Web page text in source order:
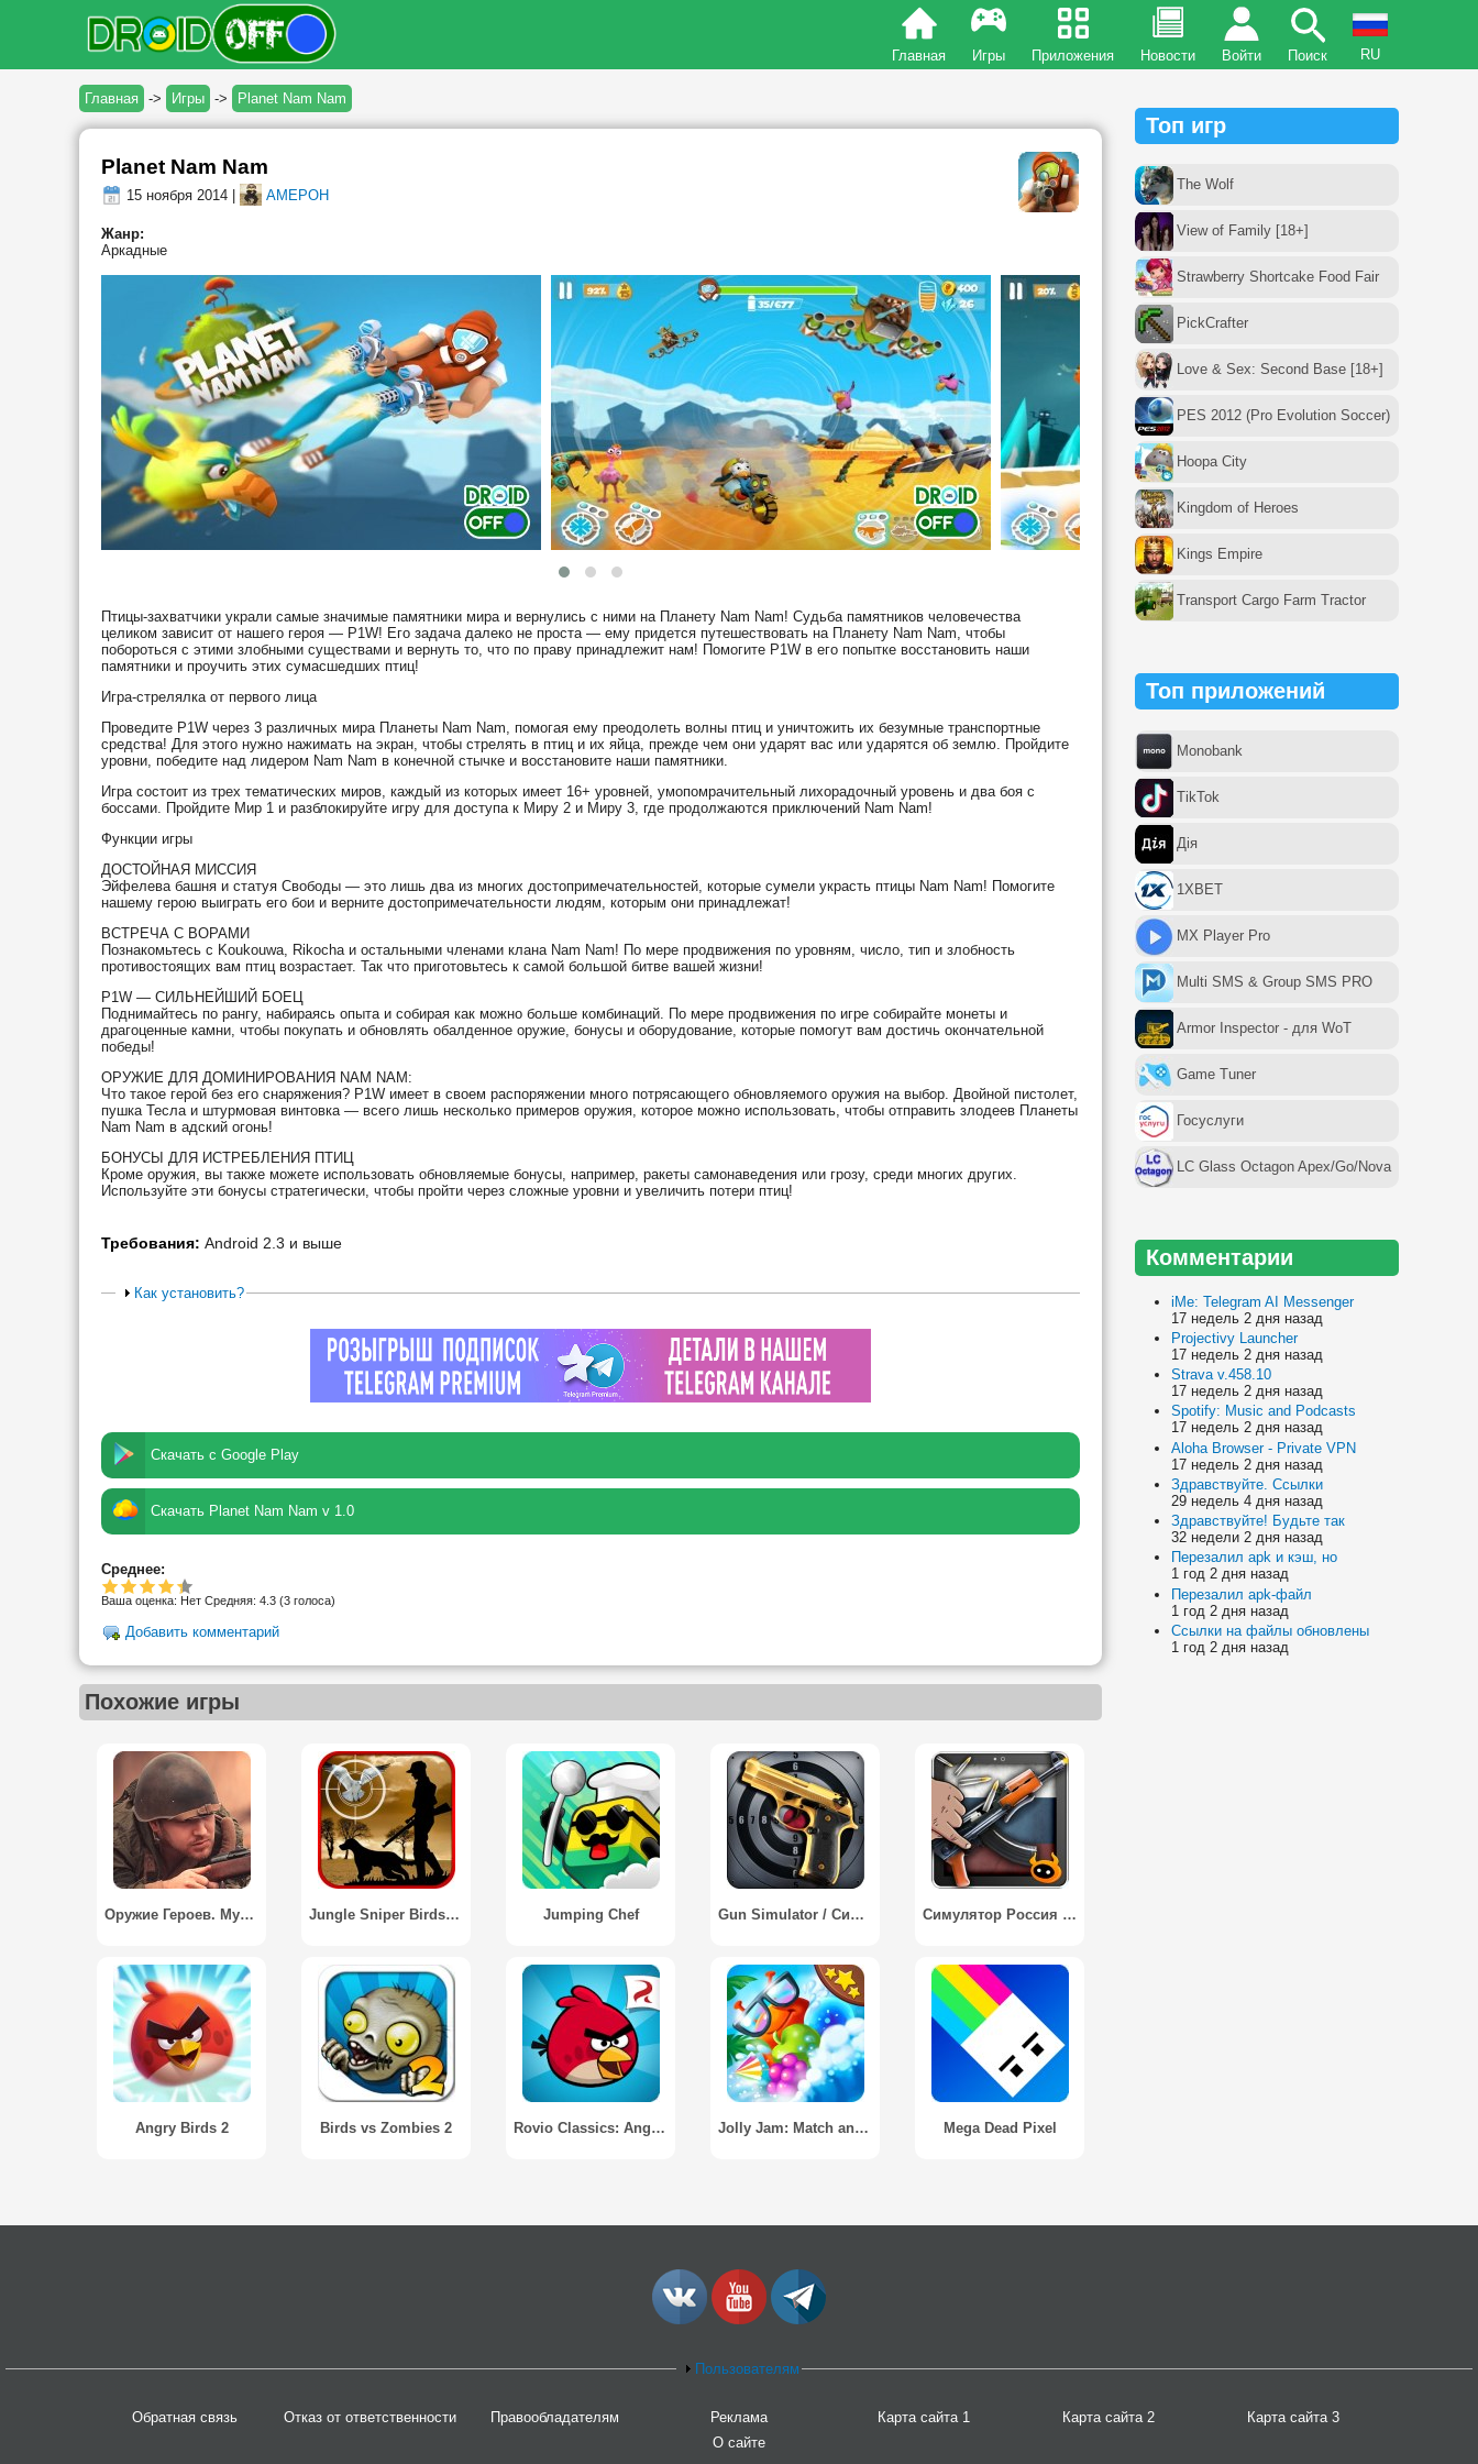
Главная Игры Приложения Новости Войти Поиск RU
Главная -> Игры -> Planet Nam Nam
Planet Nam Nam
15 ноября 2014 | AMEPOH
Жанр:
Аркадные
Птицы-захватчики украли самые значимые памятники мира и вернулись с ними на Планету Nam Nam! Судьба памятников человечества
целиком зависит от нашего героя — P1W! Его задача далеко не проста — ему придется путешествовать на Планету Nam Nam, чтобы
побороться с этими злобными существами и вернуть то, что по праву принадлежит нам! Помогите P1W в его попытке восстановить наши
памятники и проучить этих сумасшедших птиц!
Игра-стрелялка от первого лица
Проведите P1W через 3 различных мира Планеты Nam Nam, помогая ему преодолеть волны птиц и уничтожить их безумные транспортные
средства! Для этого нужно нажимать на экран, чтобы стрелять в птиц и их яйца, прежде чем они ударят вас или ударятся об землю. Пройдите
уровни, победите над лидером Nam Nam в конечной стычке и восстановите наши памятники.
Игра состоит из трех тематических миров, каждый из которых имеет 16+ уровней, умопомрачительный лихорадочный уровень и два боя с
боссами. Пройдите Мир 1 и разблокируйте игру для доступа к Миру 2 и Миру 3, где продолжаются приключений Nam Nam!
Функции игры
ДОСТОЙНАЯ МИССИЯ
Эйфелева башня и статуя Свободы — это лишь два из многих достопримечательностей, которые сумели украсть птицы Nam Nam! Помогите
нашему герою выиграть его бои и верните достопримечательности людям, которым они принадлежат!
ВСТРЕЧА С ВОРАМИ
Познакомьтесь с Koukouwa, Rikocha и остальными членами клана Nam Nam! По мере продвижения по уровням, число, тип и злобность
противостоящих вам птиц возрастает. Так что приготовьтесь к самой большой битве вашей жизни!
P1W — СИЛЬНЕЙШИЙ БОЕЦ
Поднимайтесь по рангу, набираясь опыта и собирая как можно больше комбинаций. По мере продвижения по игре собирайте монеты и
драгоценные камни, чтобы покупать и обновлять обалденное оружие, бонусы и оборудование, которые помогут вам достичь окончательной
победы!
ОРУЖИЕ ДЛЯ ДОМИНИРОВАНИЯ NAM NAM:
Что такое герой без его снаряжения? P1W имеет в своем распоряжении много потрясающего обновляемого оружия на выбор. Двойной пистолет,
пушка Тесла и штурмовая винтовка — всего лишь несколько примеров оружия, которое можно использовать, чтобы отправить злодеев Планеты
Nam Nam в адский огонь!
БОНУСЫ ДЛЯ ИСТРЕБЛЕНИЯ ПТИЦ
Кроме оружия, вы также можете использовать обновляемые бонусы, например, ракеты самонаведения или грозу, среди многих других.
Используйте эти бонусы стратегически, чтобы пройти через сложные уровни и увеличить потери птиц!
Требования: Android 2.3 и выше
Как установить?
Скачать с Google Play
Скачать Planet Nam Nam v 1.0
Среднее:
Ваша оценка: Нет Средняя: 4.3 (3 голоса)
Добавить комментарий
Похожие игры
Оружие Героев. Музей оружия 3D / Weapons Heroes. Museum 3D Jungle Sniper Birds Hunting 3D Jumping Chef Gun Simulator / Симулятор стрелкового оружия Симулятор Россия Оружия / Simulator Russia Weapon
Angry Birds 2 Birds vs Zombies 2 Rovio Classics: Angry Birds Jolly Jam: Match and Puzzle Mega Dead Pixel
Топ игр
The Wolf
View of Family [18+]
Strawberry Shortcake Food Fair
PickCrafter
Love & Sex: Second Base [18+]
PES 2012 (Pro Evolution Soccer)
Hoopa City
Kingdom of Heroes
Kings Empire
Transport Cargo Farm Tractor
Топ приложений
Monobank
TikTok
Дія
1XBET
MX Player Pro
Multi SMS & Group SMS PRO
Armor Inspector - для WoT
Game Tuner
Госуслуги
LC Glass Octagon Apex/Go/Nova
Комментарии
iMe: Telegram AI Messenger
17 недель 2 дня назад
Projectivy Launcher
17 недель 2 дня назад
Strava v.458.10
17 недель 2 дня назад
Spotify: Music and Podcasts
17 недель 2 дня назад
Aloha Browser - Private VPN
17 недель 2 дня назад
Здравствуйте. Ссылки
29 недель 4 дня назад
Здравствуйте! Будьте так
32 недели 2 дня назад
Перезалил apk и кэш, но
1 год 2 дня назад
Перезалил apk-файл
1 год 2 дня назад
Ссылки на файлы обновлены
1 год 2 дня назад
Пользователям
Обратная связь Отказ от ответственности Правообладателям Реклама Карта сайта 1 Карта сайта 2
Карта сайта 3
О сайте